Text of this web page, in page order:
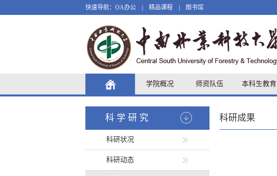
快速导航： OA办公 精品课程 图书馆
学院概况 师资队伍 本科生教育
科学研究
科研状况
科研动态
科研成果